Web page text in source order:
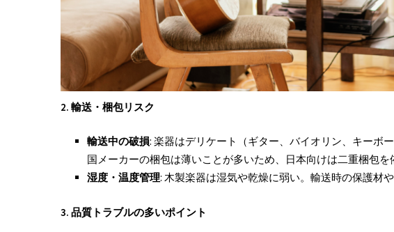
2. 輸送・梱包リスク
輸送中の破損: 楽器はデリケート（ギター、バイオリン、キーボ
国メーカーの梱包は薄いことが多いため、日本向けは二重梱包を
湿度・温度管理: 木製楽器は湿気や乾燥に弱い。輸送時の保護材や
3. 品質トラブルの多いポイント